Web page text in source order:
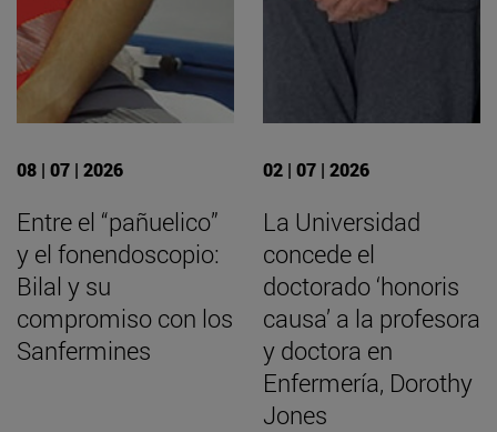
08 | 07 | 2026
Entre el “pañuelico”
y el fonendoscopio:
Bilal y su
compromiso con los
Sanfermines
02 | 07 | 2026
La Universidad
concede el
doctorado ‘honoris
causa’ a la profesora
y doctora en
Enfermería, Dorothy
Jones